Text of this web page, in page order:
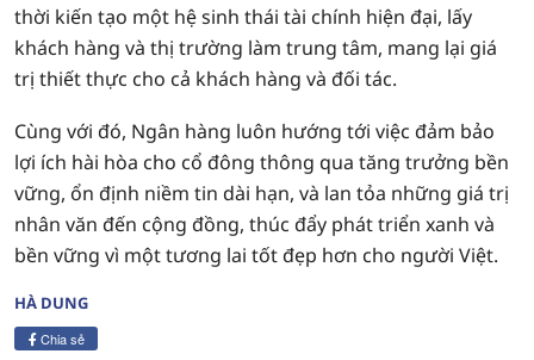
thời kiến tạo một hệ sinh thái tài chính hiện đại, lấy
khách hàng và thị trường làm trung tâm, mang lại giá
trị thiết thực cho cả khách hàng và đối tác.
Cùng với đó, Ngân hàng luôn hướng tới việc đảm bảo
lợi ích hài hòa cho cổ đông thông qua tăng trưởng bền
vững, ổn định niềm tin dài hạn, và lan tỏa những giá trị
nhân văn đến cộng đồng, thúc đẩy phát triển xanh và
bền vững vì một tương lai tốt đẹp hơn cho người Việt.
HÀ DUNG
Chia sẻ